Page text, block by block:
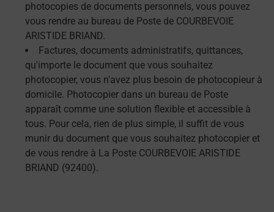
photocopies de documents personnels, vous pouvez
vous rendre au bureau de Poste de COURBEVOIE
ARISTIDE BRIAND.
Factures, documents administratifs, quittances,
qu'importe le document que vous souhaitez
photocopier, vous n'avez plus besoin de photocopieur à
domicile. Photocopier dans un bureau de Poste
apparaît comme une solution flexible et accessible à
tous. Pour cela, rien de plus simple, il suffit de vous
munir du document que vous souhaitez photocopier et
de vous rendre à La Poste COURBEVOIE ARISTIDE
BRIAND (92400).